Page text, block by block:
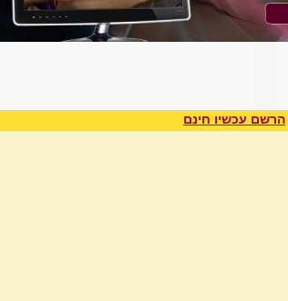
הרשם עכשיו חינם